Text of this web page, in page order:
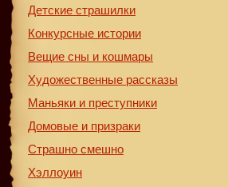
Детские страшилки
Конкурсные истории
Вещие сны и кошмары
Художественные рассказы
Маньяки и преступники
Домовые и призраки
Страшно смешно
Хэллоуин